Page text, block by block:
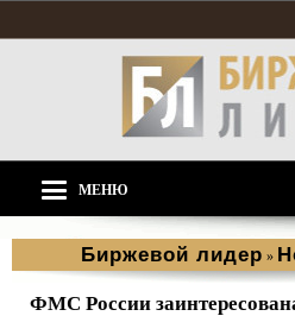
МЕНЮ
Биржевой лидер »
ФМС России